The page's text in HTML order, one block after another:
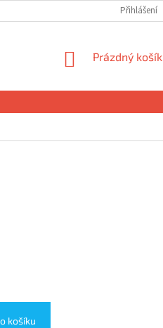
Přihlášení
NÁKUPNÍ
Prázdný košík
košíku